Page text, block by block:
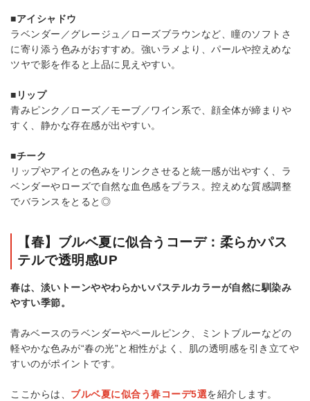
■アイシャドウ
ラベンダー／グレージュ／ローズブラウンなど、瞳のソフトさ
に寄り添う色みがおすすめ。強いラメより、パールや控えめな
ツヤで影を作ると上品に見えやすい。
■リップ
青みピンク／ローズ／モーブ／ワイン系で、顔全体が締まりや
すく、静かな存在感が出やすい。
■チーク
リップやアイとの色みをリンクさせると統一感が出やすく、ラ
ベンダーやローズで自然な血色感をプラス。控えめな質感調整
でバランスをとると◎
【春】ブルベ夏に似合うコーデ：柔らかパス
テルで透明感UP
春は、淡いトーンややわらかいパステルカラーが自然に馴染み
やすい季節。
青みベースのラベンダーやペールピンク、ミントブルーなどの
軽やかな色みが“春の光”と相性がよく、肌の透明感を引き立てや
すいのがポイントです。
ここからは、 ブルベ夏に似合う春コーデ5選を紹介します。